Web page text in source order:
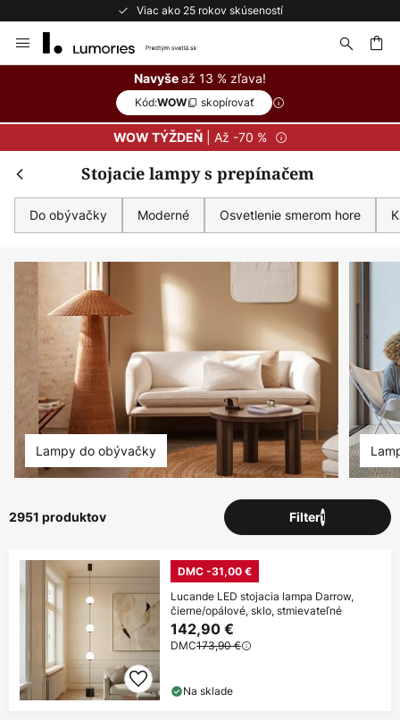
Bezplatné vrátenie do 50 dní
to
Navyšeaž 13 % zľava!
Kód:WOW skopírovať
WOW TÝŽDEŇ| Až -70 %
Stojacie lampy s prepínačem
Do obývačky Moderné Osvetlenie smerom hore
Lampy do obývačky
2951 produktov Filter1
DMC -31,00 €
Lucande LED stojacia lampa Darrow,
čierne/opálové, sklo, stmievateľné
142,90 €
DMC173,90 €
Na sklade